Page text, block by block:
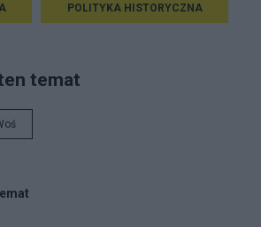
POLITYKA HISTORYCZNA
temat